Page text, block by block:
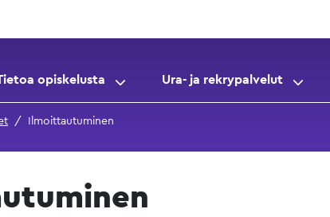
opiskelusta Ura- ja rekrypalvelut
Ilmoittautuminen